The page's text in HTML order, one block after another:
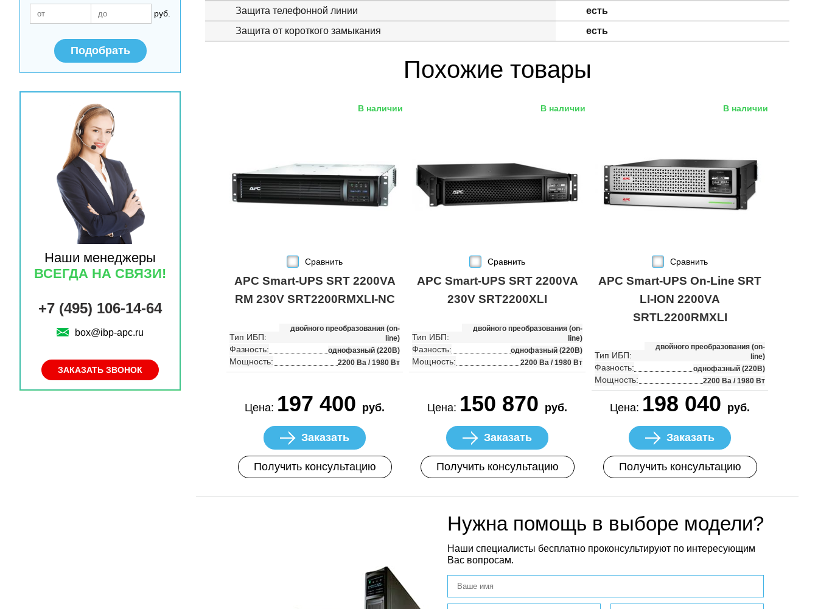
руб.
Подобрать
Наши менеджеры
ВСЕГДА НА СВЯЗИ!
+7 (495) 106-14-64
box@ibp-apc.ru
ЗАКАЗАТЬ ЗВОНОК
Защита телефонной линии
есть
Защита от короткого замыкания
есть
Похожие товары
В наличии
Сравнить
APC Smart-UPS SRT 2200VA
RM 230V SRT2200RMXLI-NC
Тип ИБП:
двойного преобразования (on-
line)
Фазность: однофазный (220В)
Мощность: 2200 Ва / 1980 Вт
Цена: 197 400 руб.
Заказать
Получить консультацию
В наличии
Сравнить
APC Smart-UPS SRT 2200VA
230V SRT2200XLI
Тип ИБП:
двойного преобразования (on-
line)
Фазность: однофазный (220В)
Мощность: 2200 Ва / 1980 Вт
Цена: 150 870 руб.
Заказать
Получить консультацию
В наличии
Сравнить
APC Smart-UPS On-Line SRT
LI-ION 2200VA
SRTL2200RMXLI
Тип ИБП:
двойного преобразования (on-
line)
Фазность: однофазный (220В)
Мощность: 2200 Ва / 1980 Вт
Цена: 198 040 руб.
Заказать
Получить консультацию
Нужна помощь в выборе модели?
Наши специалисты бесплатно проконсультируют по интересующим
Вас вопросам.